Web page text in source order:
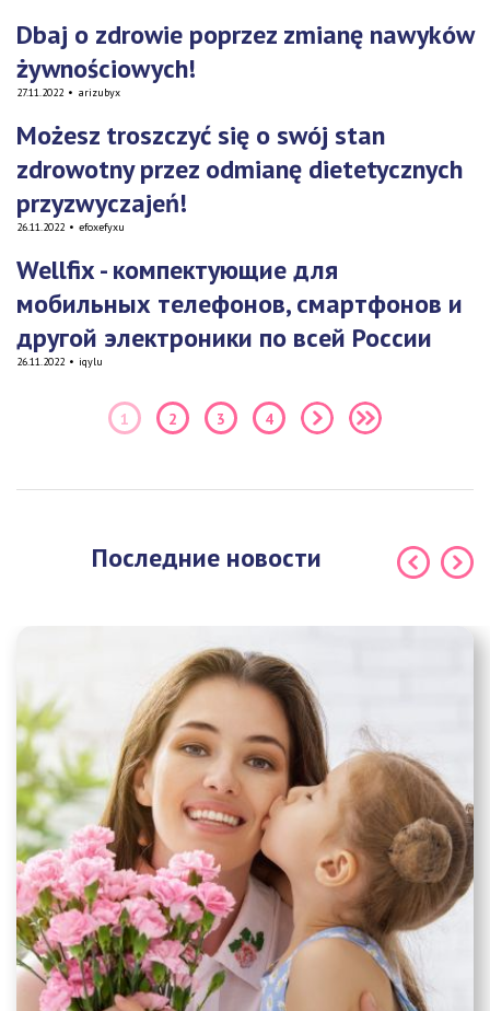
Dbaj o zdrowie poprzez zmianę nawyków
żywnościowych!
27.11.2022 • arizubyx
Możesz troszczyć się o swój stan
zdrowotny przez odmianę dietetycznych
przyzwyczajeń!
26.11.2022 • efoxefyxu
Wellfix - компектующие для
мобильных телефонов, смартфонов и
другой электроники по всей России
26.11.2022 • iqylu
1 2 3 4
Последние новости